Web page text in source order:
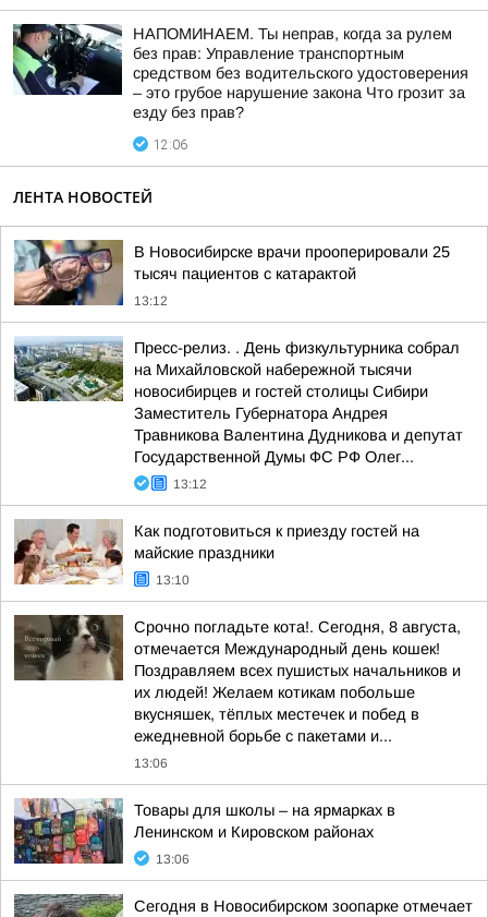
НАПОМИНАЕМ. Ты неправ, когда за рулем
без прав: Управление транспортным
средством без водительского удостоверения
– это грубое нарушение закона Что грозит за
езду без прав?
12:06
ЛЕНТА НОВОСТЕЙ
В Новосибирске врачи прооперировали 25
тысяч пациентов с катарактой
13:12
Пресс-релиз. . День физкультурника собрал
на Михайловской набережной тысячи
новосибирцев и гостей столицы Сибири
Заместитель Губернатора Андрея
Травникова Валентина Дудникова и депутат
Государственной Думы ФС РФ Олег...
13:12
Как подготовиться к приезду гостей на
майские праздники
13:10
Срочно погладьте кота!. Сегодня, 8 августа,
отмечается Международный день кошек!
Поздравляем всех пушистых начальников и
их людей! Желаем котикам побольше
вкусняшек, тёплых местечек и побед в
ежедневной борьбе с пакетами и...
13:06
Товары для школы – на ярмарках в
Ленинском и Кировском районах
13:06
Сегодня в Новосибирском зоопарке отмечает